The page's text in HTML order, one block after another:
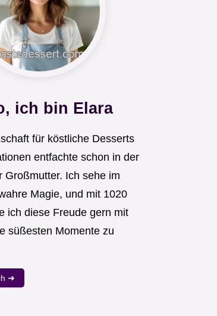
ich bin Elara
für köstliche Desserts
entfachte schon in der
Großmutter. Ich sehe im
Magie, und mit 1020
ich diese Freude gern mit
süßesten Momente zu
➜